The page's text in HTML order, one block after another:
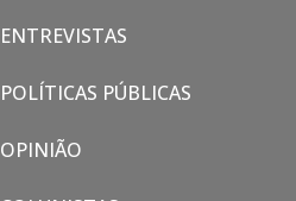
ENTREVISTAS
POLÍTICAS PÚBLICAS
OPINIÃO